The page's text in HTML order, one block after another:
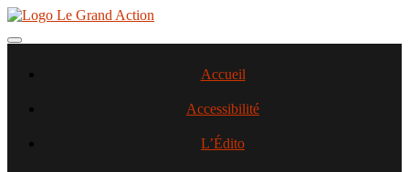
Aller
contenu
Toggle navigation
Accueil
Accessibilité
L’Édito